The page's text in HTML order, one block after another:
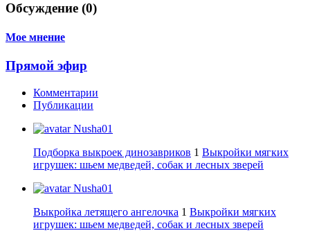
Обсуждение (0)
Мое мнение
Прямой эфир
Комментарии
Публикации
Nusha01
Подборка выкроек динозавриков 1 Выкройки мягких
игрушек: шьем медведей, собак и лесных зверей
Nusha01
Выкройка летящего ангелочка 1 Выкройки мягких
игрушек: шьем медведей, собак и лесных зверей